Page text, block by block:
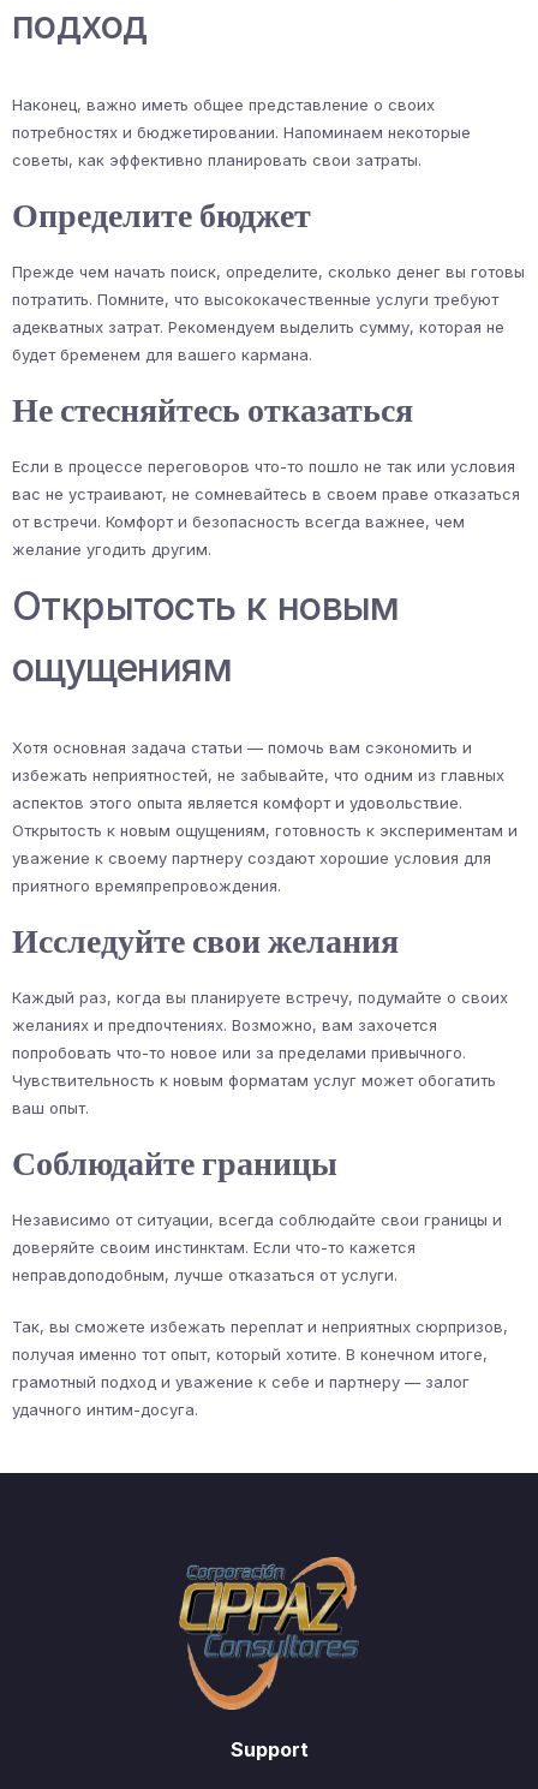
подход
Наконец, важно иметь общее представление о своих
потребностях и бюджетировании. Напоминаем некоторые
советы, как эффективно планировать свои затраты.
Определите бюджет
Прежде чем начать поиск, определите, сколько денег вы готовы
потратить. Помните, что высококачественные услуги требуют
адекватных затрат. Рекомендуем выделить сумму, которая не
будет бременем для вашего кармана.
Не стесняйтесь отказаться
Если в процессе переговоров что-то пошло не так или условия
вас не устраивают, не сомневайтесь в своем праве отказаться
от встречи. Комфорт и безопасность всегда важнее, чем
желание угодить другим.
Открытость к новым
ощущениям
Хотя основная задача статьи — помочь вам сэкономить и
избежать неприятностей, не забывайте, что одним из главных
аспектов этого опыта является комфорт и удовольствие.
Открытость к новым ощущениям, готовность к экспериментам и
уважение к своему партнеру создают хорошие условия для
приятного времяпрепровождения.
Исследуйте свои желания
Каждый раз, когда вы планируете встречу, подумайте о своих
желаниях и предпочтениях. Возможно, вам захочется
попробовать что-то новое или за пределами привычного.
Чувствительность к новым форматам услуг может обогатить
ваш опыт.
Соблюдайте границы
Независимо от ситуации, всегда соблюдайте свои границы и
доверяйте своим инстинктам. Если что-то кажется
неправдоподобным, лучше отказаться от услуги.
Так, вы сможете избежать переплат и неприятных сюрпризов,
получая именно тот опыт, который хотите. В конечном итоге,
грамотный подход и уважение к себе и партнеру — залог
удачного интим-досуга.
Support